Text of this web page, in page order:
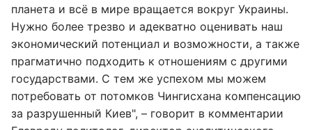
планета и всё в мире вращается вокруг Украины.
Нужно более трезво и адекватно оценивать наш
экономический потенциал и возможности, а также
прагматично подходить к отношениям с другими
государствами. С тем же успехом мы можем
потребовать от потомков Чингисхана компенсацию
за разрушенный Киев", – говорит в комментарии